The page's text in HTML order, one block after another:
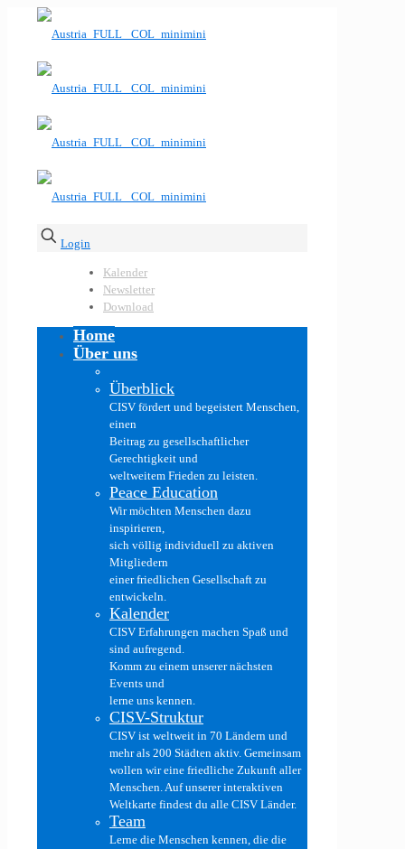
Login
Kalender
Newsletter
Download
Home
Über uns
Überblick
CISV fördert und begeistert Menschen,
einen
Beitrag zu gesellschaftlicher
Gerechtigkeit und
weltweitem Frieden zu leisten.
Peace Education
Wir möchten Menschen dazu
inspirieren,
sich völlig individuell zu aktiven
Mitgliedern
einer friedlichen Gesellschaft zu
entwickeln.
Kalender
CISV Erfahrungen machen Spaß und
sind aufregend.
Komm zu einem unserer nächsten
Events und
lerne uns kennen.
CISV-Struktur
CISV ist weltweit in 70 Ländern und
mehr als 200 Städten aktiv. Gemeinsam
wollen wir eine friedliche Zukunft aller
Menschen. Auf unserer interaktiven
Weltkarte findest du alle CISV Länder.
Team
Lerne die Menschen kennen, die die